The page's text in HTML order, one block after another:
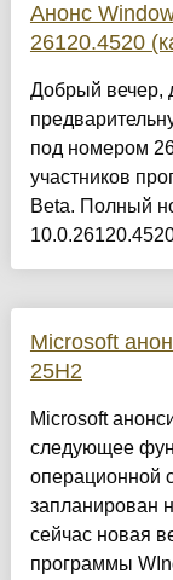
Анонс
26120.4520
Добрый вечер,
под номером
участников
Beta. Полный
Microsoft
25H2
Microsoft
следующее
операционной
запланирован
сейчас новая
программы